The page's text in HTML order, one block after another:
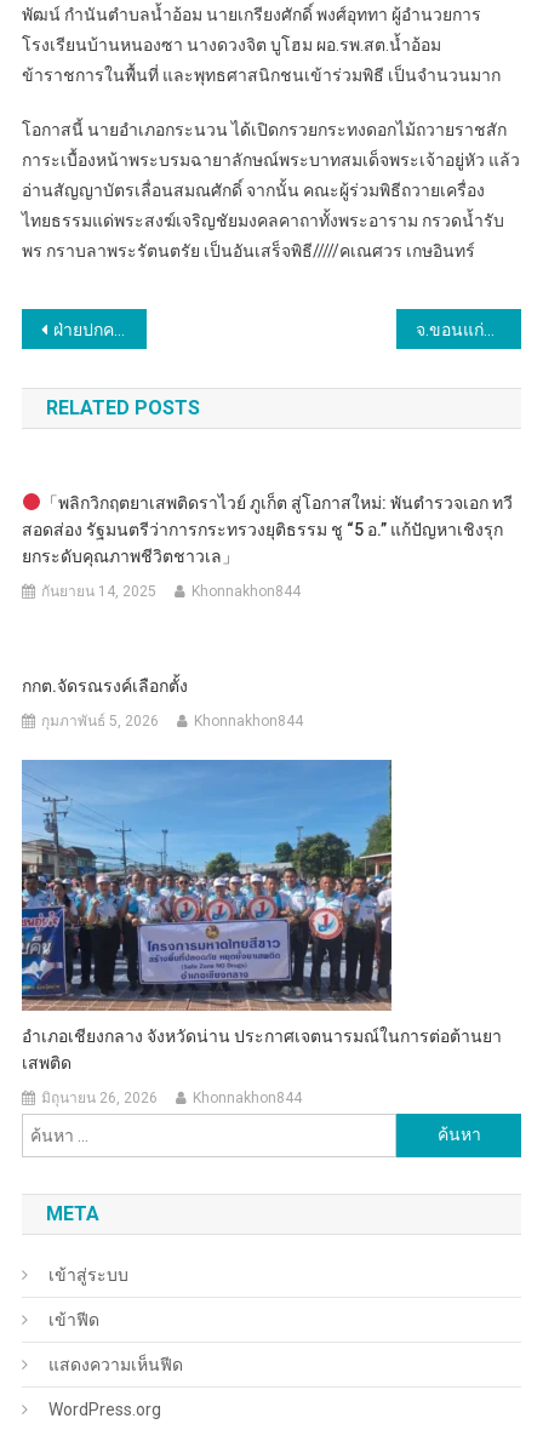
พัฒน์ กำนันตำบลน้ำอ้อม นายเกรียงศักดิ์ พงศ์อุททา ผู้อำนวยการ
โรงเรียนบ้านหนองซา นางดวงจิต บูโฮม ผอ.รพ.สต.น้ำอ้อม
ข้าราชการในพื้นที่ และพุทธศาสนิกชนเข้าร่วมพิธี เป็นจำนวนมาก
โอกาสนี้ นายอำเภอกระนวน ได้เปิดกรวยกระทงดอกไม้ถวายราชสัก
การะเบื้องหน้าพระบรมฉายาลักษณ์พระบาทสมเด็จพระเจ้าอยู่หัว แล้ว
อ่านสัญญาบัตรเลื่อนสมณศักดิ์ จากนั้น คณะผู้ร่วมพิธีถวายเครื่อง
ไทยธรรมแด่พระสงฆ์เจริญชัยมงคลคาถาทั้งพระอาราม กรวดน้ำรับ
พร กราบลาพระรัตนตรัย เป็นอันเสร็จพิธี/////คเณศวร เกษอินทร์
แนะแนว
เรื่อง
ฝ่ายปกครองอำเภอกระนวน ร่วมกับตำรวจ จับผู้ต้องหาเสพยาเสพติด 4 ราย ที่หลบหนีการบำบัด และไม่สมัครใจบำบัด เน้นย้ำให้โอกาสกลับตัวแก้ไขสิ่งผิด เสพยาบ้ามีโทษจำคุก
RELATED POSTS
「พลิกวิกฤตยาเสพติดราไวย์ ภูเก็ต สู่โอกาสใหม่: พันตำรวจเอก ทวี
สอดส่อง รัฐมนตรีว่าการกระทรวงยุติธรรม ชู “5 อ.” แก้ปัญหาเชิงรุก
ยกระดับคุณภาพชีวิตชาวเล」
กันยายน 14, 2025 Khonnakhon844
กกต.จัดรณรงค์เลือกตั้ง
กุมภาพันธ์ 5, 2026 Khonnakhon844
อำเภอเชียงกลาง จังหวัดน่าน ประกาศเจตนารมณ์ในการต่อต้านยา
เสพติด
มิถุนายน 26, 2026 Khonnakhon844
สำหรับ:
META
เข้าสู่ระบบ
เข้าฟีด
แสดงความเห็นฟีด
WordPress.org